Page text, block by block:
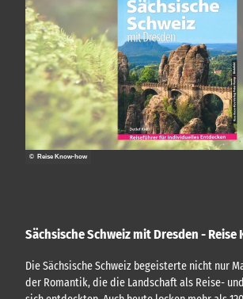
Sächsische Schweiz mit Dresden - Reise
Die Sächsische Schweiz begeisterte nicht nur
der Romantik, die die Landschaft als Reise-
© Reise Know-how